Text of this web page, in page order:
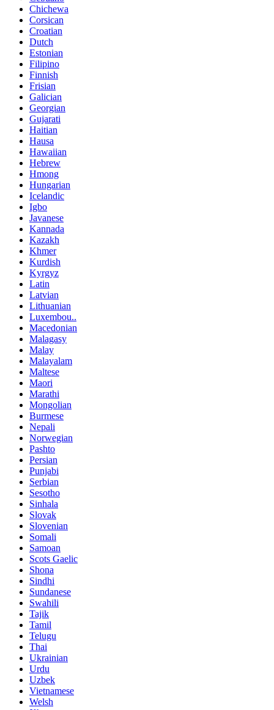
Chichewa
Corsican
Croatian
Dutch
Estonian
Filipino
Finnish
Frisian
Galician
Georgian
Gujarati
Haitian
Hausa
Hawaiian
Hebrew
Hmong
Hungarian
Icelandic
Igbo
Javanese
Kannada
Kazakh
Khmer
Kurdish
Kyrgyz
Latin
Latvian
Lithuanian
Luxembou..
Macedonian
Malagasy
Malay
Malayalam
Maltese
Maori
Marathi
Mongolian
Burmese
Nepali
Norwegian
Pashto
Persian
Punjabi
Serbian
Sesotho
Sinhala
Slovak
Slovenian
Somali
Samoan
Scots Gaelic
Shona
Sindhi
Sundanese
Swahili
Tajik
Tamil
Telugu
Thai
Ukrainian
Urdu
Uzbek
Vietnamese
Welsh